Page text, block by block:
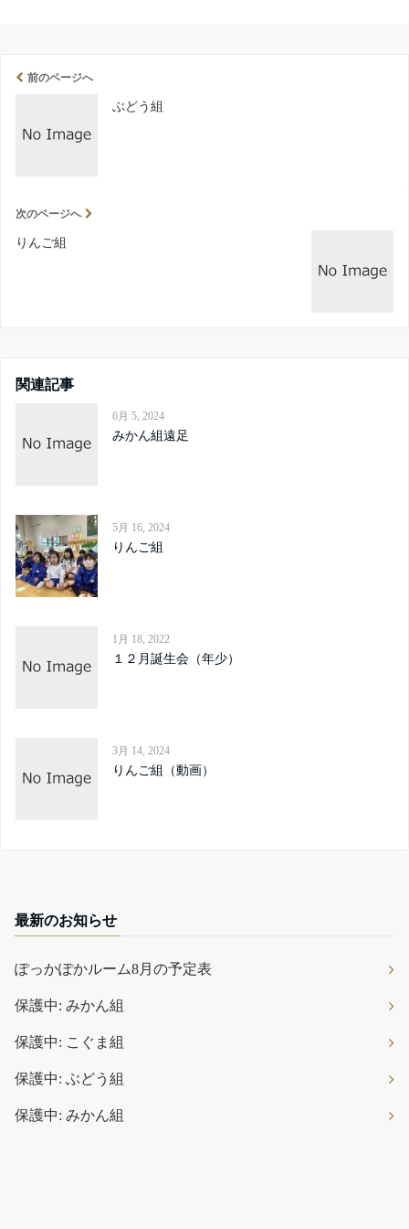
前のページへ
ぶどう組
次のページへ
りんご組
関連記事
6月 5, 2024
みかん組遠足
5月 16, 2024
りんご組
1月 18, 2022
１２月誕生会（年少）
3月 14, 2024
りんご組（動画）
最新のお知らせ
ぽっかぽかルーム8月の予定表
保護中: みかん組
保護中: こぐま組
保護中: ぶどう組
保護中: みかん組